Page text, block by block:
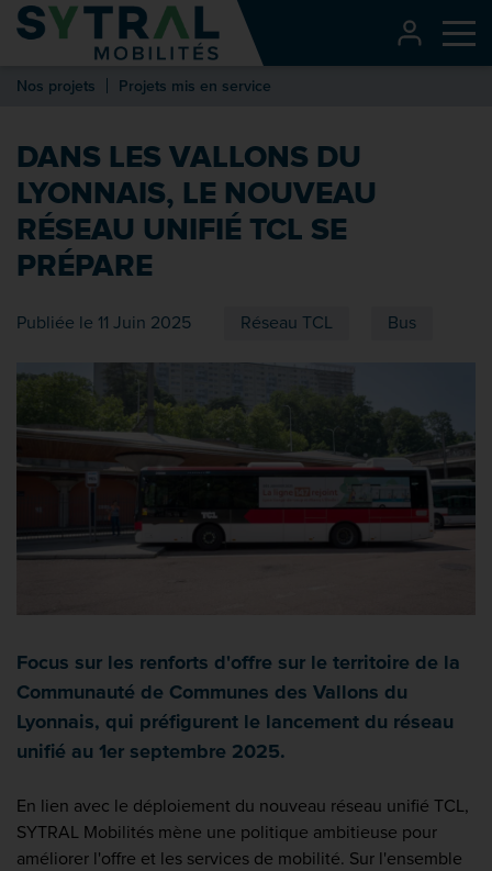
Contenu
Entête de page
Recherche
Pied de page
Nos projets Projets mis en service
DANS LES VALLONS DU
LYONNAIS, LE NOUVEAU
RÉSEAU UNIFIÉ TCL SE
PRÉPARE
Publiée le 11 Juin 2025 Réseau TCL Bus
Focus sur les renforts d'offre sur le territoire de la
Communauté de Communes des Vallons du
Lyonnais, qui préfigurent le lancement du réseau
unifié au 1er septembre 2025.
En lien avec le déploiement du nouveau réseau unifié TCL,
SYTRAL Mobilités mène une politique ambitieuse pour
améliorer l'offre et les services de mobilité. Sur l'ensemble